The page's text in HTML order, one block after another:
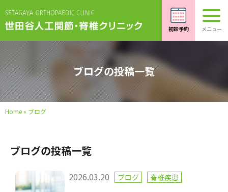
ブログの投稿一覧
Home» ブログ
ブログの投稿一覧
2026.03.20 ブログ 脊椎疾患